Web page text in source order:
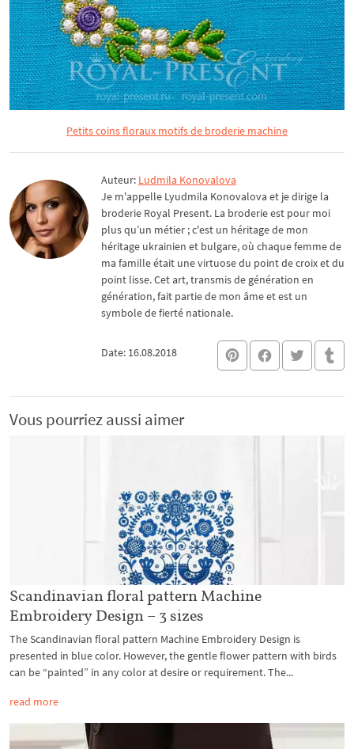
Petits coins floraux motifs de broderie machine
Auteur: Ludmila Konovalova
Je m'appelle Lyudmila Konovalova et je dirige la
broderie Royal Present. La broderie est pour moi
plus qu’un métier ; c'est un héritage de mon
héritage ukrainien et bulgare, où chaque femme de
ma famille était une virtuose du point de croix et du
point lisse. Cet art, transmis de génération en
génération, fait partie de mon âme et est un
symbole de fierté nationale.
Date: 16.08.2018
Vous pourriez aussi aimer
Scandinavian floral pattern Machine
Embroidery Design – 3 sizes
The Scandinavian floral pattern Machine Embroidery Design is
presented in blue color. However, the gentle flower pattern with birds
can be “painted” in any color at desire or requirement. The...
read more